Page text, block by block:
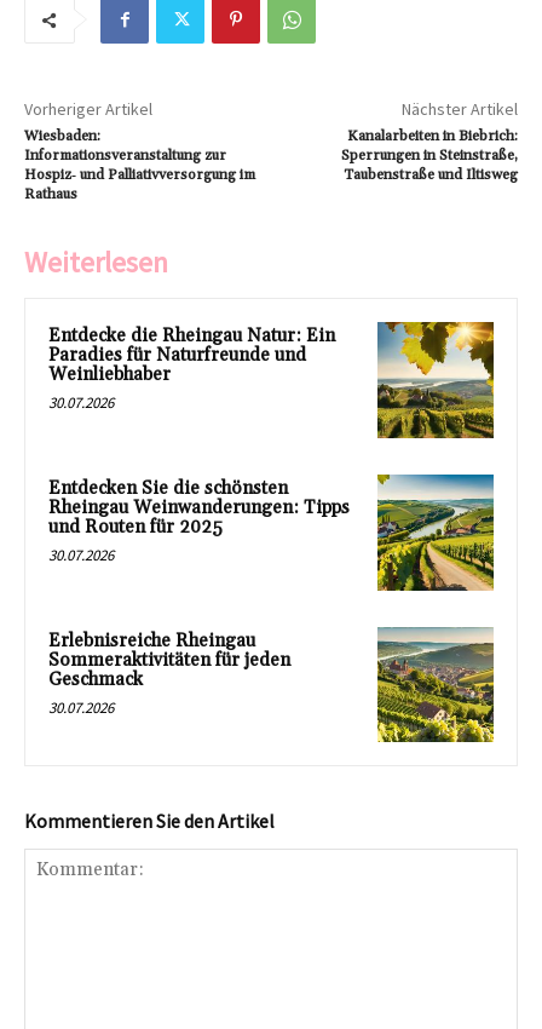
Vorheriger Artikel
Wiesbaden:
Informationsveranstaltung zur
Hospiz‑ und Palliativversorgung im
Rathaus
Nächster Artikel
Kanalarbeiten in Biebrich:
Sperrungen in Steinstraße,
Taubenstraße und Iltisweg
Weiterlesen
Entdecke die Rheingau Natur: Ein
Paradies für Naturfreunde und
Weinliebhaber
30.07.2026
Entdecken Sie die schönsten
Rheingau Weinwanderungen: Tipps
und Routen für 2025
30.07.2026
Erlebnisreiche Rheingau
Sommeraktivitäten für jeden
Geschmack
30.07.2026
Kommentieren Sie den Artikel